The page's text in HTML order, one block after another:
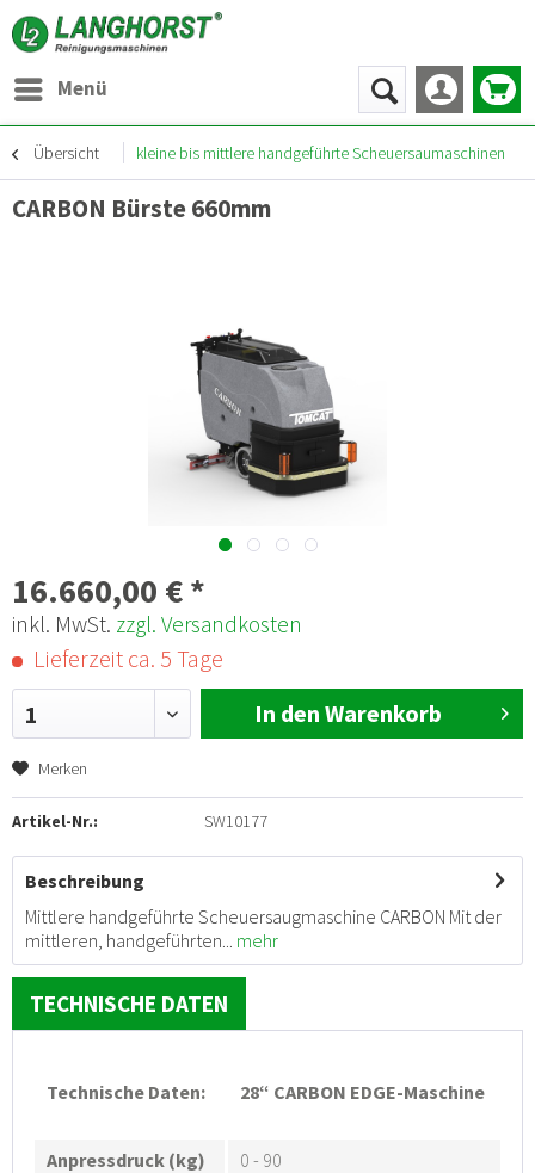
Menü
Übersicht kleine bis mittlere handgeführte Scheuersaumaschinen
CARBON Bürste 660mm
16.660,00 € *
inkl. MwSt. zzgl. Versandkosten
Lieferzeit ca. 5 Tage
1 In den Warenkorb
Merken
Artikel-Nr.: SW10177
Beschreibung
Mittlere handgeführte Scheuersaugmaschine CARBON Mit der
mittleren, handgeführten... mehr
TECHNISCHE DATEN
Technische Daten: 28“ CARBON EDGE-Maschine
Anpressdruck (kg) 0 - 90